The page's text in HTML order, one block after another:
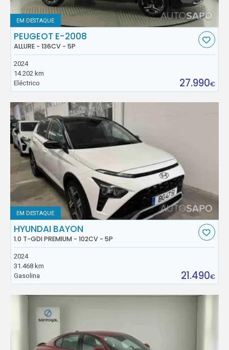
EM DESTAQUE
PEUGEOT E-2008
ALLURE - 136CV - 5P
2024
14.202 km
Eléctrico
27.990€
EM DESTAQUE
HYUNDAI BAYON
1.0 T-GDI PREMIUM - 102CV - 5P
2024
31.468 km
Gasolina
21.490€